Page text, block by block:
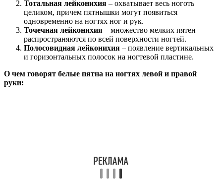
Тотальная лейконихия – охватывает весь ноготь
целиком, причем пятнышки могут появиться
одновременно на ногтях ног и рук.
Точечная лейконихия – множество мелких пятен
распространяются по всей поверхности ногтей.
Полосовидная лейконихия – появление вертикальных
и горизонтальных полосок на ногтевой пластине.
О чем говорят белые пятна на ногтях левой и правой
руки: